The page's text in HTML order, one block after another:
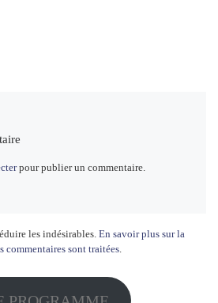
pour publier un commentaire.
les indésirables. En savoir plus sur la
commentaires sont traitées